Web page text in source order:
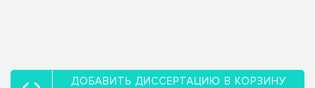
ДОБАВИТЬ ДИССЕРТАЦИЮ В КОРЗИНУ